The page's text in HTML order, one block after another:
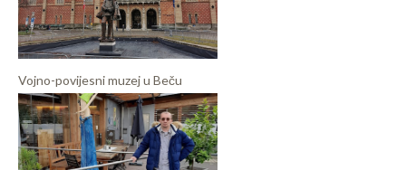
Vojno-povijesni muzej u Beču